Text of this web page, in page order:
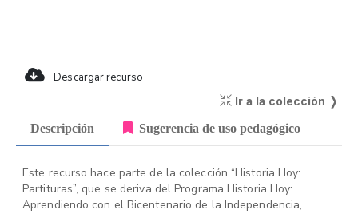
Descargar recurso
Ir a la colección ❭
Descripción Sugerencia de uso pedagógico
Este recurso hace parte de la colección “Historia Hoy:
Partituras”, que se deriva del Programa Historia Hoy:
Aprendiendo con el Bicentenario de la Independencia,